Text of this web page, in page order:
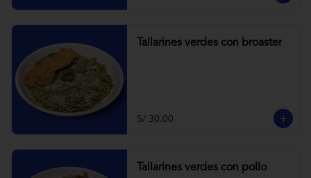
Tallarines verdes con broaster
S/ 30.00
Tallarines verdes con pollo